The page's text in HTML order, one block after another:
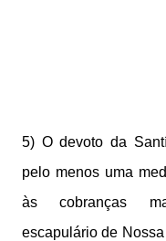
5) O devoto da
pelo menos uma
às cobranças
escapulário de